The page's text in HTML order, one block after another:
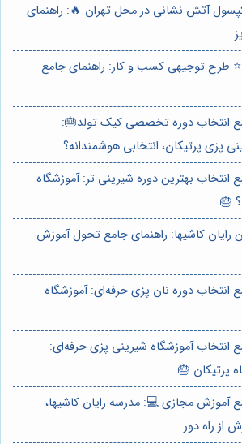
آتش نشانی در محل تهران 🔥: راهنمای
⭐️ طرح توجیهی کسب و کار: راهنمای جامع
انتخاب دوره تخصصی کیک تولد🎂:
پزی پرتیکان، انتخابی هوشمندانه؟
انتخاب بهترین دوره شیرینی تر: آموزشگاه
🎂
رایان کاشیها: راهنمای جامع تحول آموزش
انتخاب دوره نان پزی حرفه‌ای: آموزشگاه
انتخاب آموزشگاه شیرینی پزی حرفه‌ای:
پرتیکان 🎂
آموزش مجازی 💻: مدرسه رایان کاشیها،
از راه دور